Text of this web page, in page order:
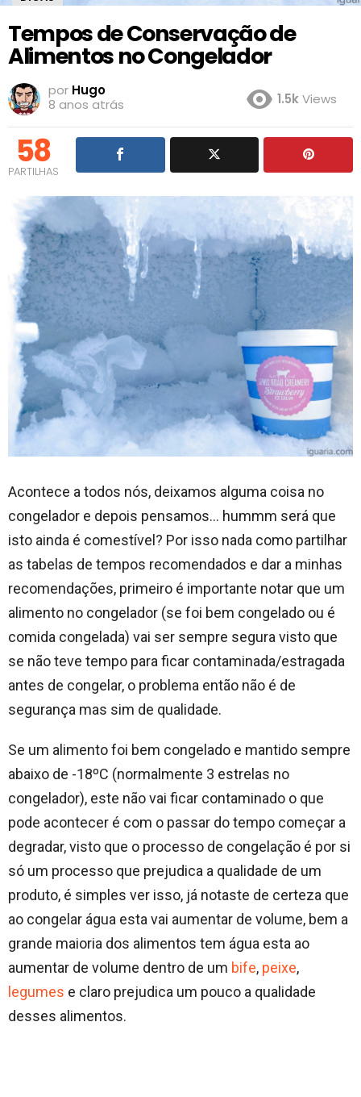
Tempos de Conservação de
Alimentos no Congelador
por Hugo
8 anos atrás
1.5kViews
58
PARTILHAS
Acontece a todos nós, deixamos alguma coisa no
congelador e depois pensamos… hummm será que
isto ainda é comestível? Por isso nada como partilhar
as tabelas de tempos recomendados e dar a minhas
recomendações, primeiro é importante notar que um
alimento no congelador (se foi bem congelado ou é
comida congelada) vai ser sempre segura visto que
se não teve tempo para ficar contaminada/estragada
antes de congelar, o problema então não é de
segurança mas sim de qualidade.
Se um alimento foi bem congelado e mantido sempre
abaixo de -18ºC (normalmente 3 estrelas no
congelador), este não vai ficar contaminado o que
pode acontecer é com o passar do tempo começar a
degradar, visto que o processo de congelação é por si
só um processo que prejudica a qualidade de um
produto, é simples ver isso, já notaste de certeza que
ao congelar água esta vai aumentar de volume, bem a
grande maioria dos alimentos tem água esta ao
aumentar de volume dentro de um bife, peixe,
legumes e claro prejudica um pouco a qualidade
desses alimentos.